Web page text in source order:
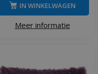
Meer informatie
IN WINKELWAGEN